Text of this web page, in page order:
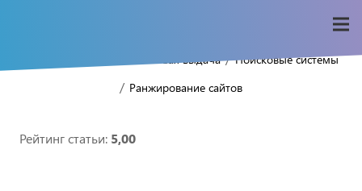
Поисковая выдача / Поисковые системы
/ Ранжирование сайтов
Рейтинг статьи: 5,00